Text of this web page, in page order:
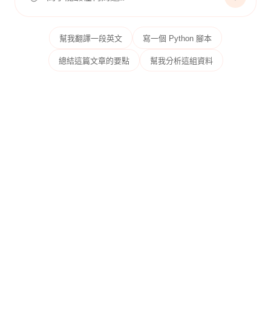
幫我翻譯一段英文 寫一個 Python 腳本
總結這篇文章的要點 幫我分析這組資料